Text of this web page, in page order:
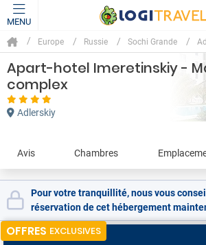
MENU
Europe Russie Sochi Grande
Apart-hotel Imeretinskiy -
complex
Adlerskiy
Avis Chambres
Pour votre tranquillité, nous vous
réservation de cet hébergement
OFFRES EXCLUSIVES